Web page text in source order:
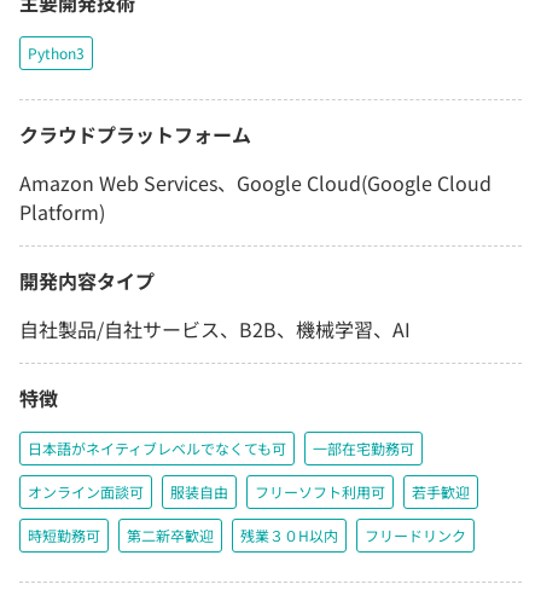
Python3
クラウドプラットフォーム
Amazon Web Services、Google Cloud(Google Cloud
Platform)
開発内容タイプ
自社製品/自社サービス、B2B、機械学習、AI
特徴
日本語がネイティブレベルでなくても可 一部在宅勤務可
オンライン面談可 服装自由 フリーソフト利用可 若手歓迎
時短勤務可 第二新卒歓迎 残業３０H以内 フリードリンク